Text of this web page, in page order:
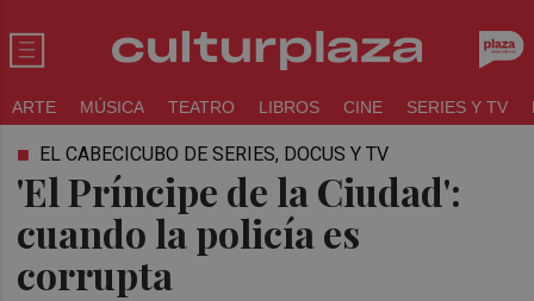
ARTE MÚSICA TEATRO LIBROS CINE SERIES Y TV
'El Príncipe de la Ciudad':
cuando la policía es
corrupta
EL CABECICUBO DE SERIES, DOCUS Y TV